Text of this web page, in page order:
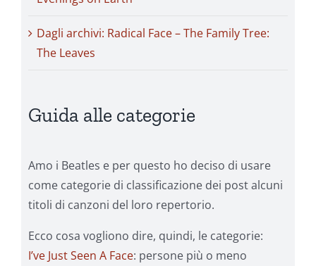
Dagli archivi: Radical Face – The Family Tree:
The Leaves
Guida alle categorie
Amo i Beatles e per questo ho deciso di usare
come categorie di classificazione dei post alcuni
titoli di canzoni del loro repertorio.
Ecco cosa vogliono dire, quindi, le categorie:
I’ve Just Seen A Face: persone più o meno